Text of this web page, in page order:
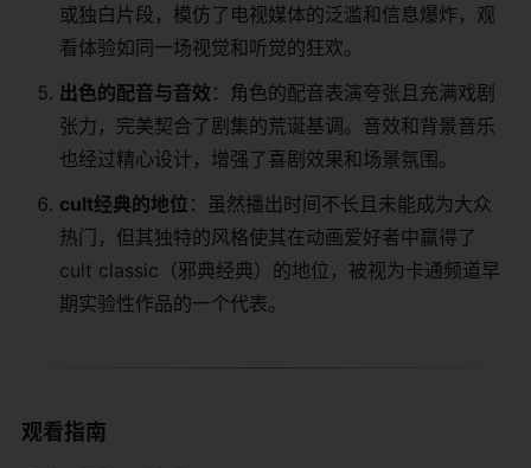
或独白片段，模仿了电视媒体的泛滥和信息爆炸，观
看体验如同一场视觉和听觉的狂欢。
​出色的配音与音效​ ​：角色的配音表演夸张且充满戏剧
张力，完美契合了剧集的荒诞基调。音效和背景音乐
也经过精心设计，增强了喜剧效果和场景氛围。
​cult经典的地位​ ​：虽然播出时间不长且未能成为大众
热门，但其独特的风格使其在动画爱好者中赢得了
cult classic（邪典经典）的地位，被视为卡通频道早
期实验性作品的一个代表。
观看指南